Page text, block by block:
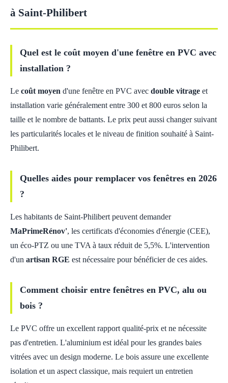
à Saint-Philibert
Quel est le coût moyen d'une fenêtre en PVC avec
installation ?
Le coût moyen d'une fenêtre en PVC avec double vitrage et
installation varie généralement entre 300 et 800 euros selon la
taille et le nombre de battants. Le prix peut aussi changer suivant
les particularités locales et le niveau de finition souhaité à Saint-
Philibert.
Quelles aides pour remplacer vos fenêtres en 2026
?
Les habitants de Saint-Philibert peuvent demander
MaPrimeRénov', les certificats d'économies d'énergie (CEE),
un éco-PTZ ou une TVA à taux réduit de 5,5%. L'intervention
d'un artisan RGE est nécessaire pour bénéficier de ces aides.
Comment choisir entre fenêtres en PVC, alu ou
bois ?
Le PVC offre un excellent rapport qualité-prix et ne nécessite
pas d'entretien. L'aluminium est idéal pour les grandes baies
vitrées avec un design moderne. Le bois assure une excellente
isolation et un aspect classique, mais requiert un entretien